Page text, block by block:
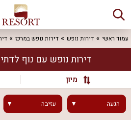
עמוד ראשי דירות נופש דירות נופש במרכז
דירות נופש עם נוף
מיון
הגעה עזיבה